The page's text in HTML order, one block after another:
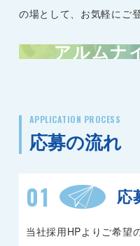
の場として、お気軽にご
アルムナ
APPLICATION PROCESS
応募の流れ
01 応
当社採用HPよりご希望